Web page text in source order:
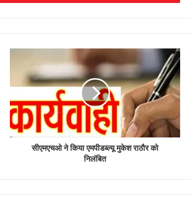
सीएमएचओ ने किया एमपीडब्ल्यू मुकेश राठौर को
निलंबित